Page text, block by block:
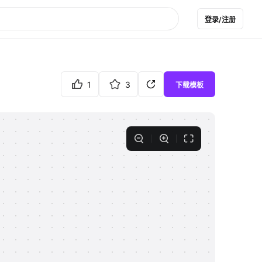
登录/注册
1 3 下载模板